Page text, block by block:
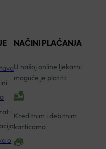
i
o
NAČINI PLAĆANJA
U našoj online ljekarni
moguće je platiti:
Kreditnim i debitnim
karticama